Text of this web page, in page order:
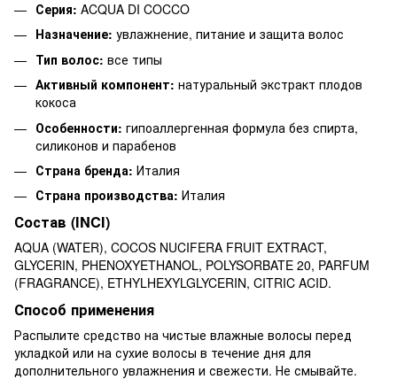
Серия: ACQUA DI COCCO
Назначение: увлажнение, питание и защита волос
Тип волос: все типы
Активный компонент: натуральный экстракт плодов
кокоса
Особенности: гипоаллергенная формула без спирта,
силиконов и парабенов
Страна бренда: Италия
Страна производства: Италия
Состав (INCI)
AQUA (WATER), COCOS NUCIFERA FRUIT EXTRACT,
GLYCERIN, PHENOXYETHANOL, POLYSORBATE 20, PARFUM
(FRAGRANCE), ETHYLHEXYLGLYCERIN, CITRIC ACID.
Способ применения
Распылите средство на чистые влажные волосы перед
укладкой или на сухие волосы в течение дня для
дополнительного увлажнения и свежести. Не смывайте.